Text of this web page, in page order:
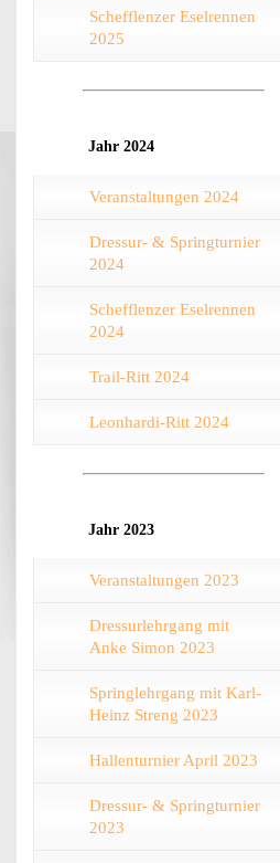
Schefflenzer Eselrennen
2025
Jahr 2024
Veranstaltungen 2024
Dressur- & Springturnier
2024
Schefflenzer Eselrennen
2024
Trail-Ritt 2024
Leonhardi-Ritt 2024
Jahr 2023
Veranstaltungen 2023
Dressurlehrgang mit
Anke Simon 2023
Springlehrgang mit Karl-
Heinz Streng 2023
Hallenturnier April 2023
Dressur- & Springturnier
2023